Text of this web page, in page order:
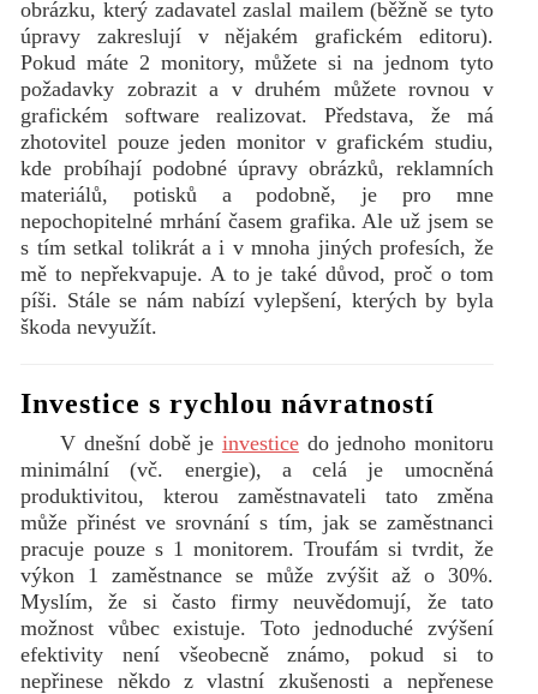
obrázku, který zadavatel zaslal mailem (běžně se tyto
úpravy zakreslují v nějakém grafickém editoru).
Pokud máte 2 monitory, můžete si na jednom tyto
požadavky zobrazit a v druhém můžete rovnou v
grafickém software realizovat. Představa, že má
zhotovitel pouze jeden monitor v grafickém studiu,
kde probíhají podobné úpravy obrázků, reklamních
materiálů, potisků a podobně, je pro mne
nepochopitelné mrhání časem grafika. Ale už jsem se
s tím setkal tolikrát a i v mnoha jiných profesích, že
mě to nepřekvapuje. A to je také důvod, proč o tom
píši. Stále se nám nabízí vylepšení, kterých by byla
škoda nevyužít.
Investice s rychlou návratností
V dnešní době je investicedo jednoho monitoru
minimální (vč. energie), a celá je umocněná
produktivitou, kterou zaměstnavateli tato změna
může přinést ve srovnání s tím, jak se zaměstnanci
pracuje pouze s 1 monitorem. Troufám si tvrdit, že
výkon 1 zaměstnance se může zvýšit až o 30%.
Myslím, že si často firmy neuvědomují, že tato
možnost vůbec existuje. Toto jednoduché zvýšení
efektivity není všeobecně známo, pokud si to
nepřinese někdo z vlastní zkušenosti a nepřenese